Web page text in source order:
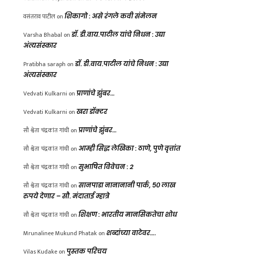
वसंतराव पाटील on शिकागो : असे रंगले कवी संमेलन
Varsha Bhabal on डॉ. डी.वाय.पाटील यांचे निधन : उद्या
अंत्यसंस्कार
Pratibha saraph on डॉ. डी.वाय.पाटील यांचे निधन : उद्या
अंत्यसंस्कार
Vedvati Kulkarni on प्राणांचे झुंबर…
Vedvati Kulkarni on खरा डॉक्टर
सौ श्वेता चंद्रकांत गांधी on प्राणांचे झुंबर…
सौ श्वेता चंद्रकांत गांधी on आम्ही सिद्ध लेखिका : ठाणे, पुणे वृत्तांत
सौ श्वेता चंद्रकांत गांधी on सुभाषित विवेचन : 2
सौ श्वेता चंद्रकांत गांधी on सानपाडा नानानानी पार्क, ५० लाख
रुपये देणार – सौ. मंदाताई म्हात्रे
सौ श्वेता चंद्रकांत गांधी on शिक्षण : भारतीय मानसिकतेचा शोध
Mrunalinee Mukund Phatak on शब्दांच्या वाटेवर….
Vilas Kudake on पुस्तक परिचय